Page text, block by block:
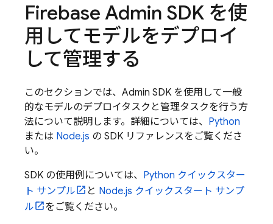
Firebase Admin SDK を使
用してモデルをデプロイ
して管理する
このセクションでは、Admin SDK を使用して一般
的なモデルのデプロイタスクと管理タスクを行う方
法について説明します。詳細については、 Python
または Node.js の SDK リファレンスをご覧くださ
い。
SDK の使用例については、 Python クイックスター
ト サンプル
と Node.js クイックスタート サンプ
ル
をご覧ください。